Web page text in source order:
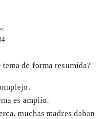
de forma resumida?
es amplio.
muchas madres daban